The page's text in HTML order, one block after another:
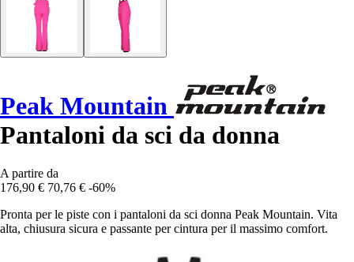
Peak Mountain
Pantaloni da sci da donna
A partire da
176,90 € 70,76 € -60%
Pronta per le piste con i pantaloni da sci donna Peak Mountain. Vita
alta, chiusura sicura e passante per cintura per il massimo comfort.